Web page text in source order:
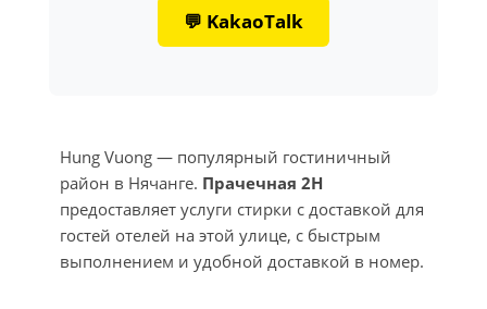
💬 KakaoTalk
Hung Vuong — популярный гостиничный
район в Нячанге. Прачечная 2H
предоставляет услуги стирки с доставкой для
гостей отелей на этой улице, с быстрым
выполнением и удобной доставкой в номер.